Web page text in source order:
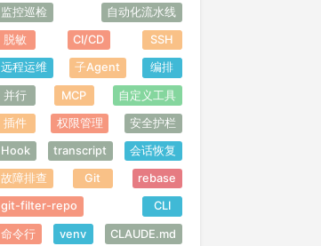
监控巡检 自动化流水线
脱敏 CI/CD SSH
远程运维 子Agent 编排
并行 MCP 自定义工具
插件 权限管理 安全护栏
Hook transcript 会话恢复
故障排查 Git rebase
git-filter-repo CLI
命令行 venv CLAUDE.md